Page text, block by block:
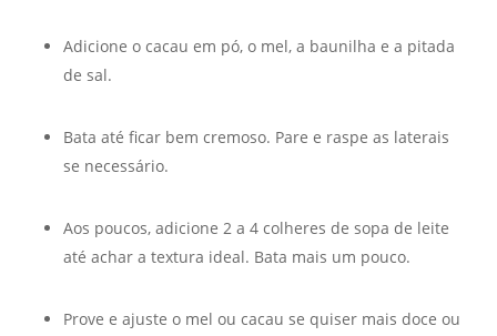
Adicione o cacau em pó, o mel, a baunilha e a pitada
de sal.
Bata até ficar bem cremoso. Pare e raspe as laterais
se necessário.
Aos poucos, adicione 2 a 4 colheres de sopa de leite
até achar a textura ideal. Bata mais um pouco.
Prove e ajuste o mel ou cacau se quiser mais doce ou